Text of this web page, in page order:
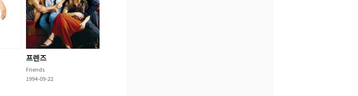
프렌즈
Friends
1994-09-22